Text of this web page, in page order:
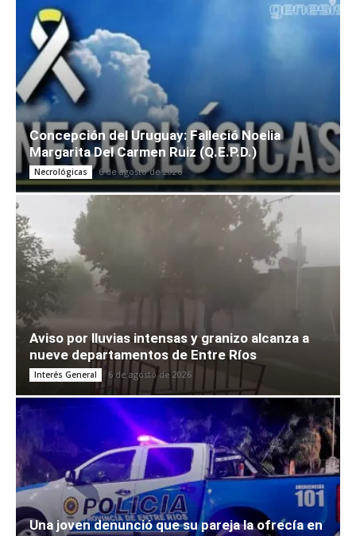
Concepción del Uruguay: Falleció Noelia
Margarita Del Carmen Ruiz (Q.E.P.D.)
Necrológicas 6 de agosto de 2026
Aviso por lluvias intensas y granizo alcanza a
nueve departamentos de Entre Ríos
Interés General 6 de agosto de 2026
Una joven denunció que su pareja la ofrecía en